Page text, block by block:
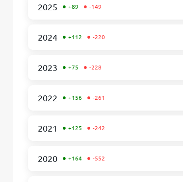
2025 • +89 • -149
2024 • +112 • -220
2023 • +75 • -228
2022 • +156 • -261
2021 • +125 • -242
2020 • +164 • -552